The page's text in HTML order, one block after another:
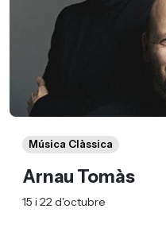
Música Clàssica
Arnau Tomàs
15 i 22 d'octubre